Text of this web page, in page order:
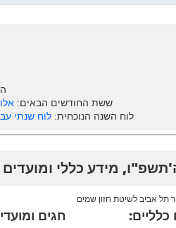
ששת החודשים הבאים:
לוח השנה הנוכחית: לוח שנתי
מידע כללי ומועדים
תל אביב לשיטת חזון שמים
כלליים: חגים